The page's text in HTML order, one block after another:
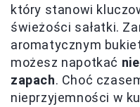
który stanowi
świeżości sałatki.
aromatycznym
możesz napotkać
zapach. Choć
nieprzyjemności w